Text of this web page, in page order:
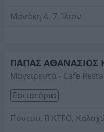
Μανάκη Α. 7, Ίλιον
ΠΑΠΑΣ ΑΘΑΝΑΣΙΟΣ
Μαγειρευτά - Cafe
Εστιατόρια
Πόντου, Β ΚΤΕΟ,